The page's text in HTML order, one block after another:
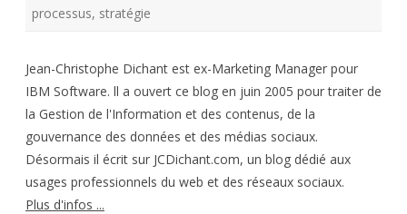
processus, stratégie
Jean-Christophe Dichant est ex-Marketing Manager pour
IBM Software. ll a ouvert ce blog en juin 2005 pour traiter de
la Gestion de l'Information et des contenus, de la
gouvernance des données et des médias sociaux.
Désormais il écrit sur JCDichant.com, un blog dédié aux
usages professionnels du web et des réseaux sociaux.
Plus d'infos ...